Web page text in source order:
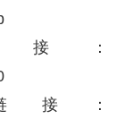
：
接：